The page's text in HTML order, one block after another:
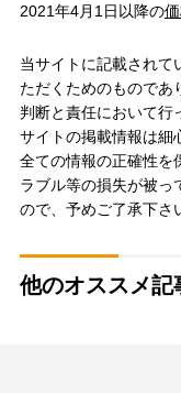
2021年4月1日以降の
当サイトに記載されて
ただくためのものであ
判断と責任において行
サイトの掲載情報は細
全ての情報の正確性を
ラブル等の損失が被っ
ので、予めご了承下さ
他のオススメ記